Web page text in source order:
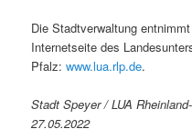
Die Stadtverwaltung
Internetseite des
Pfalz:www.lua.rlp.de.
Stadt Speyer / LUA
27.05.2022